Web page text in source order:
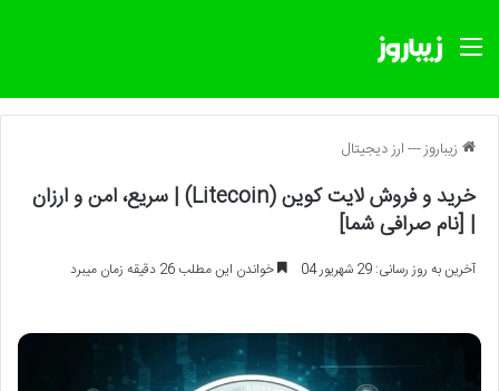
منو
زیباروز---ارز دیجیتال
خرید و فروش لایت کوین (Litecoin) | سریع، امن و ارزان
| [نام صرافی شما]
آخرین به روز رسانی: 29 شهریور 04 خواندن این مطلب 26 دقیقه زمان میبرد